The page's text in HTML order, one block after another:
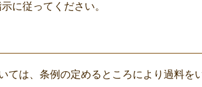
に従ってください。
は、条例の定めるところにより過料を